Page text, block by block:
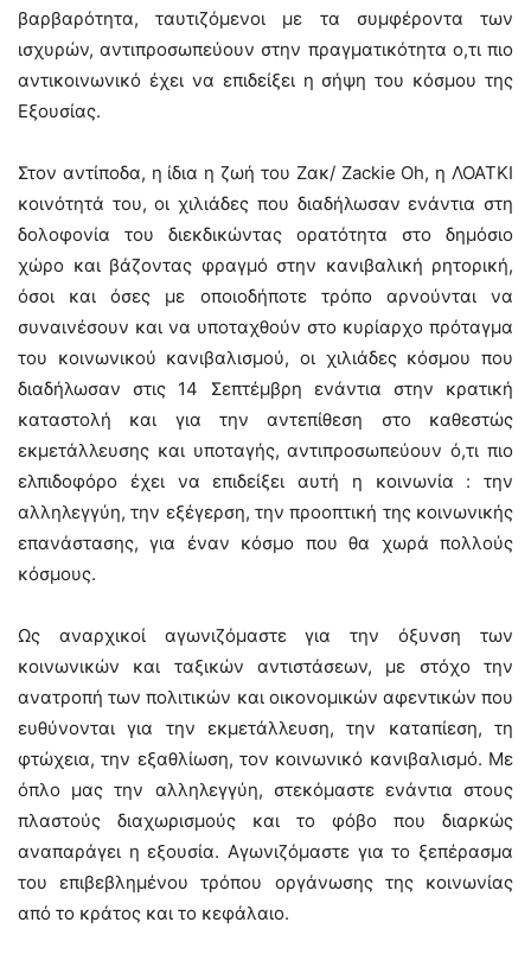
βαρβαρότητα, ταυτιζόμενοι με τα συμφέροντα των
ισχυρών, αντιπροσωπεύουν στην πραγματικότητα ο,τι πιο
αντικοινωνικό έχει να επιδείξει η σήψη του κόσμου της
Εξουσίας.
Στον αντίποδα, η ίδια η ζωή του Ζακ/ Zackie Oh, η ΛΟΑΤΚΙ
κοινότητά του, οι χιλιάδες που διαδήλωσαν ενάντια στη
δολοφονία του διεκδικώντας ορατότητα στο δημόσιο
χώρο και βάζοντας φραγμό στην κανιβαλική ρητορική,
όσοι και όσες με οποιοδήποτε τρόπο αρνούνται να
συναινέσουν και να υποταχθούν στο κυρίαρχο πρόταγμα
του κοινωνικού κανιβαλισμού, οι χιλιάδες κόσμου που
διαδήλωσαν στις 14 Σεπτέμβρη ενάντια στην κρατική
καταστολή και για την αντεπίθεση στο καθεστώς
εκμετάλλευσης και υποταγής, αντιπροσωπεύουν ό,τι πιο
ελπιδοφόρο έχει να επιδείξει αυτή η κοινωνία : την
αλληλεγγύη, την εξέγερση, την προοπτική της κοινωνικής
επανάστασης, για έναν κόσμο που θα χωρά πολλούς
κόσμους.
Ως αναρχικοί αγωνιζόμαστε για την όξυνση των
κοινωνικών και ταξικών αντιστάσεων, με στόχο την
ανατροπή των πολιτικών και οικονομικών αφεντικών που
ευθύνονται για την εκμετάλλευση, την καταπίεση, τη
φτώχεια, την εξαθλίωση, τον κοινωνικό κανιβαλισμό. Με
όπλο μας την αλληλεγγύη, στεκόμαστε ενάντια στους
πλαστούς διαχωρισμούς και το φόβο που διαρκώς
αναπαράγει η εξουσία. Αγωνιζόμαστε για το ξεπέρασμα
του επιβεβλημένου τρόπου οργάνωσης της κοινωνίας
από το κράτος και το κεφάλαιο.